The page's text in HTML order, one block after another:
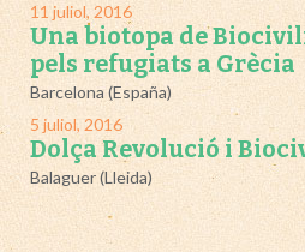
11 juliol, 2016
Una biotopa de
pels refugiats a Grècia
Barcelona(España)
5 juliol, 2016
Dolça Revolució i
Balaguer(Lleida)